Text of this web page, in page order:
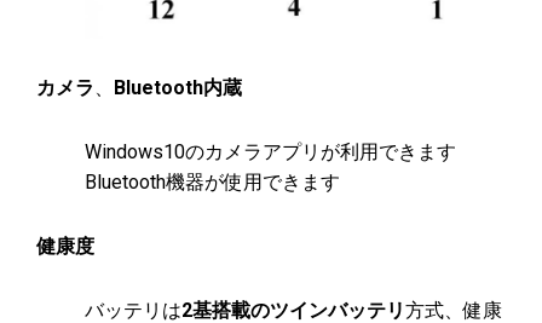
カメラ Bluetooth内蔵
Windows10のカメラアプリが利用できます
Bluetooth機器が使用できます
健康度
バッテリは2基搭載のツインバッテリ方式、健康